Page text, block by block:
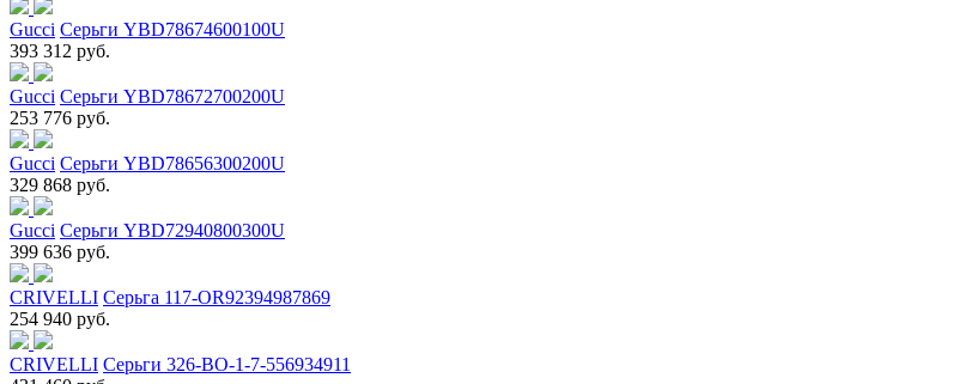
Gucci Серьги YBD78674600100U
393 312 руб.
Gucci Серьги YBD78672700200U
253 776 руб.
Gucci Серьги YBD78656300200U
329 868 руб.
Gucci Серьги YBD72940800300U
399 636 руб.
CRIVELLI Серьга 117-OR92394987869
254 940 руб.
CRIVELLI Серьги 326-BO-1-7-556934911